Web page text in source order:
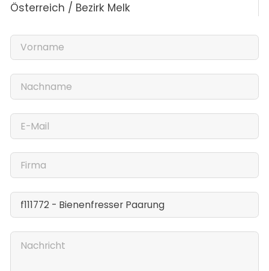
Österreich / Bezirk Melk